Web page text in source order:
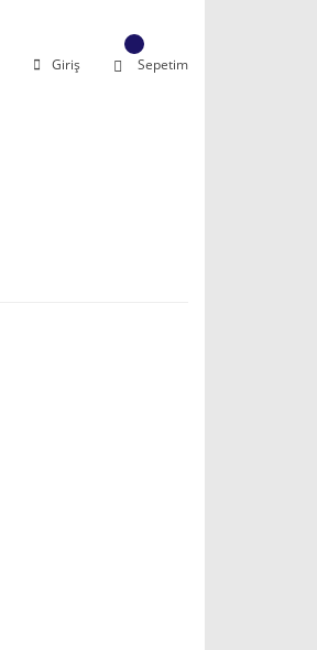
Giriş Sepetim